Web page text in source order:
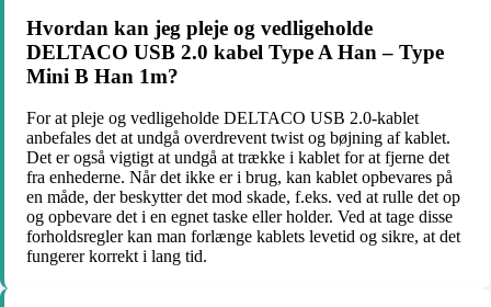
Hvordan kan jeg pleje og vedligeholde
DELTACO USB 2.0 kabel Type A Han – Type
Mini B Han 1m?
For at pleje og vedligeholde DELTACO USB 2.0-kablet
anbefales det at undgå overdrevent twist og bøjning af kablet.
Det er også vigtigt at undgå at trække i kablet for at fjerne det
fra enhederne. Når det ikke er i brug, kan kablet opbevares på
en måde, der beskytter det mod skade, f.eks. ved at rulle det op
og opbevare det i en egnet taske eller holder. Ved at tage disse
forholdsregler kan man forlænge kablets levetid og sikre, at det
fungerer korrekt i lang tid.